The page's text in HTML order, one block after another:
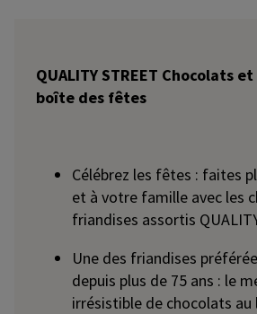
QUALITY STREET Chocolats
boîte des fêtes
Célébrez les fêtes : faites
et à votre famille avec les
friandises assortis
Une des friandises
depuis plus de 75 ans : le
irrésistible de chocolats au